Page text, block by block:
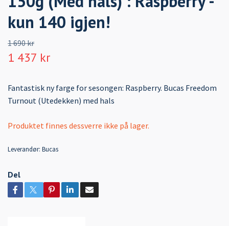
kun 140 igjen!
1 690 kr
1 437 kr
Fantastisk ny farge for sesongen: Raspberry. Bucas Freedom
Turnout (Utedekken) med hals
Produktet finnes dessverre ikke på lager.
Leverandør: Bucas
Del